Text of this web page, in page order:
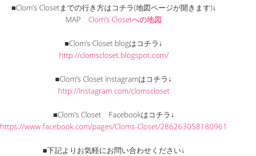
■Clom’s Closetまでの行き方はコチラ(地図ページが開きます)↓
MAP Clom’s Closetへの地図
■Clom’s Closet blogはコチラ↓
http://clomscloset.blogspot.com/
■Clom’s Closet instagramはコチラ↓
http://instagram.com/clomscloset
■Clom’s Closet Facebookはコチラ↓
https://www.facebook.com/pages/Cloms-Closet/286263058180961
■下記よりお気軽にお問い合わせください↓